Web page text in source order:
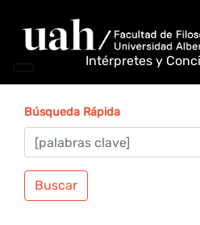
Intérpretes y
Búsqueda Rápida
Buscar